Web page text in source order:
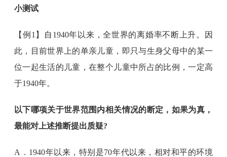
小测试
【例1】自1940年以来，全世界的离婚率不断上升。因
此，目前世界上的单亲儿童，即只与生身父母中的某一
位一起生活的儿童，在整个儿童中所占的比例，一定高
于1940年。
以下哪项关于世界范围内相关情况的断定，如果为真，
最能对上述推断提出质疑?
A．1940年以来，特别是70年代以来，相对和平的环境